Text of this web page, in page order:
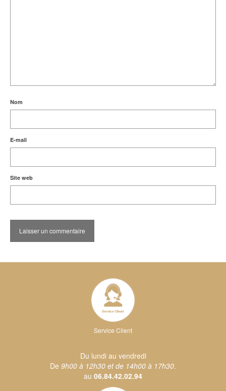
Nom
E-mail
Site web
Service Client
Du lundi au vendredi
De 9h00 à 12h30 et de 14h00 à 17h30.
au 06.84.42.02.94